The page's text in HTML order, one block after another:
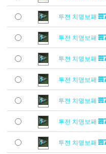
투전 치명보패
투전 치명보패
투전 치명보패
투전 치명보패
투전 치명보패
투전 치명보패
투전 치명보패